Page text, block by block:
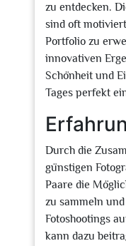
zu entdecken.
sind oft
Portfolio zu
innovativen
Schönheit und
Tages perfekt
Durch die
günstigen
Paare die
zu sammeln
Fotoshootings
kann dazu